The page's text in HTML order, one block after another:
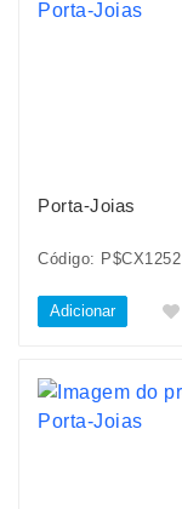
Porta-Joias
Código: P$CX1252
Adicionar